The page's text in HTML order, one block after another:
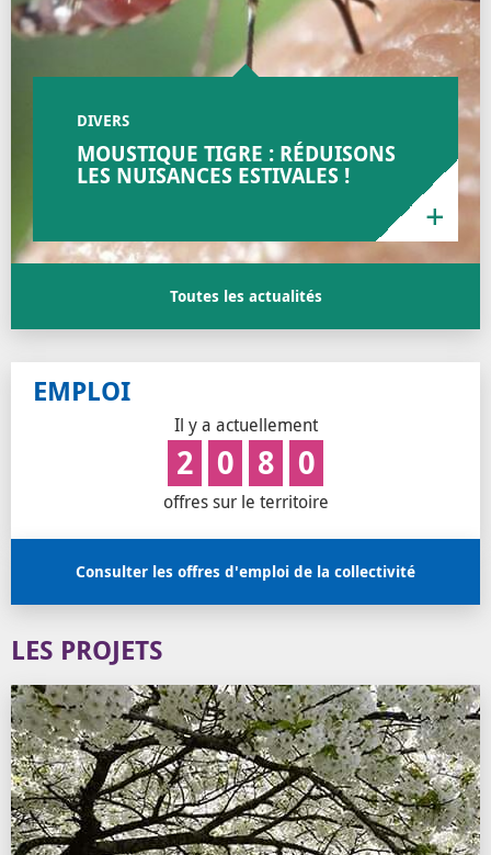
MOUSTIQUE TIGRE : RÉDUISONS
LES NUISANCES ESTIVALES !
DIVERS
Toutes les actualités
EMPLOI
Il y a actuellement
2 0 8 0
offres sur le territoire
Consulter les offres d'emploi de la collectivité
LES PROJETS